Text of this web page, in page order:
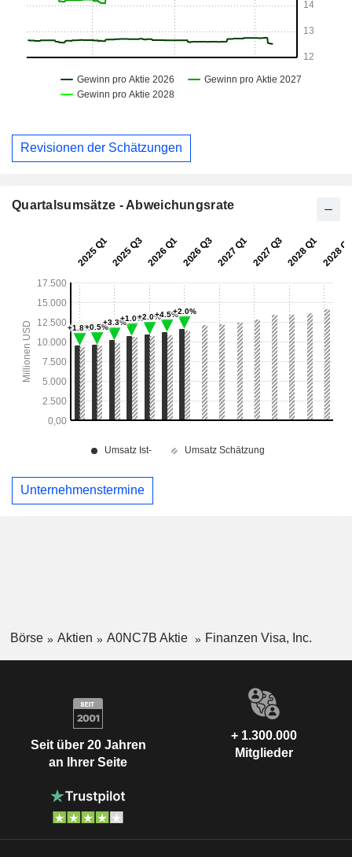
Revisionen der Schätzungen
Quartalsumsätze - Abweichungsrate
Unternehmenstermine
Börse Aktien A0NC7B Aktie Finanzen Visa, Inc.
Seit über 20 Jahren
an Ihrer Seite
+ 1.300.000
Mitglieder